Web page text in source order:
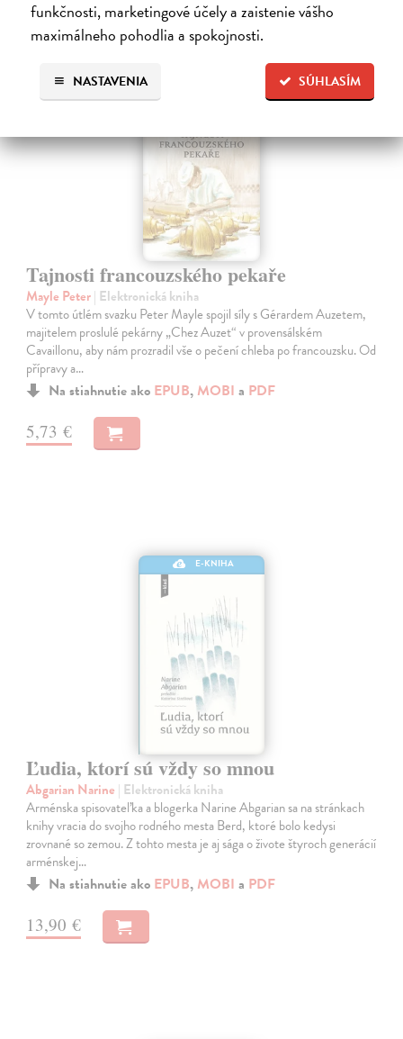
funkčnosti, marketingové účely a zaistenie vášho
maximálneho pohodlia a spokojnosti.
SÚHLASÍM
NASTAVENIA
Tajnosti francouzského pekaře
Mayle Peter| Elektronická kniha
V tomto útlém svazku Peter Mayle spojil síly s Gérardem Auzetem,
majitelem proslulé pekárny „Chez Auzet“ v provensálském
Cavaillonu, aby nám prozradil vše o pečení chleba po francouzsku. Od
přípravy a…
Na stiahnutie ako EPUB, MOBI a PDF
5,73 €
E-KNIHA
Ľudia, ktorí sú vždy so mnou
Abgarian Narine | Elektronická kniha
Arménska spisovateľka a blogerka Narine Abgarian sa na stránkach
knihy vracia do svojho rodného mesta Berd, ktoré bolo kedysi
zrovnané so zemou. Z tohto mesta je aj sága o živote štyroch generácií
arménskej…
Na stiahnutie ako EPUB, MOBI a PDF
13,90 €